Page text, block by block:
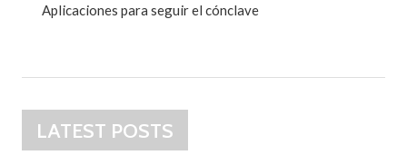
Aplicaciones para seguir el cónclave
LATEST POSTS